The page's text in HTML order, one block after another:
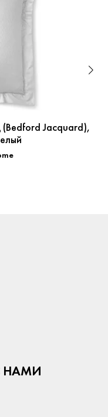
Jacquard),
НАМИ